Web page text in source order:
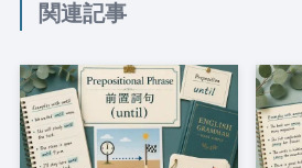
関連記事